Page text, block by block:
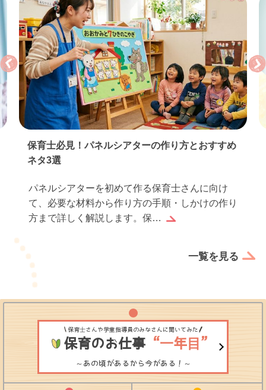
保育士必見！パネルシアターの作り方とおすすめ
ネタ3選
パネルシアターを初めて作る保育士さんに向け
て、必要な材料から作り方の手順・しかけの作り
方まで詳しく解説します。保…
一覧を見る
保育士さんや学童指導員のみなさんに聞いてみた
保育のお仕事“一年目”
～あの頃があるから今がある！～